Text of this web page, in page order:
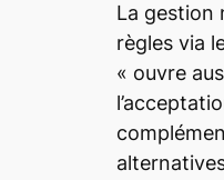
La gestion
règles via
« ouvre